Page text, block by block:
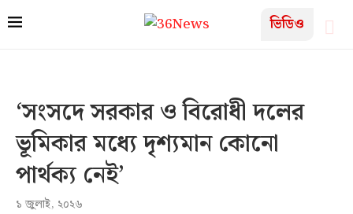
ভিডিও
‘সংসদে সরকার ও বিরোধী দলের
ভূমিকার মধ্যে দৃশ্যমান কোনো
পার্থক্য নেই’
১ জুলাই, ২০২৬